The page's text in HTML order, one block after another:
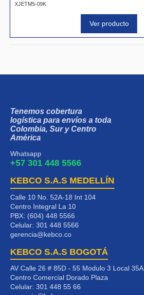
XJETM5-09K
Ver producto
Tenemos cobertura
logística para envíos a toda
Colombia, Sur y Centro
América
Whatsapp
+57 301 448 5566
KEBCO S.A.S MEDELLÍN
Calle 10 No. 52A-18 Int 104
Centro Integral La 10
PBX: (604) 448 5566
Celular: 301 448 5566
gerencia@kebco.co
KEBCO S.A.S BOGOTÁ
AV Calle 26 # 85D - 55 Modulo 3 Local 35A
Centro Comercial Dorado Plaza
Celular: 301 448 55 66